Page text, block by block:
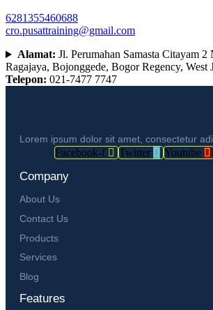
6281355460688
cro.pusattraining@gmail.com
Alamat: Jl. Perumahan Samasta Citayam
Ragajaya, Bojonggede, Bogor Regency, West
Telepon: 021-7477 7747
Lorem ipsum dolor sit amet, consectetur
Facebook-f Twitter Youtube
Company
About Us
Contact Us
Products
Services
Blog
Features